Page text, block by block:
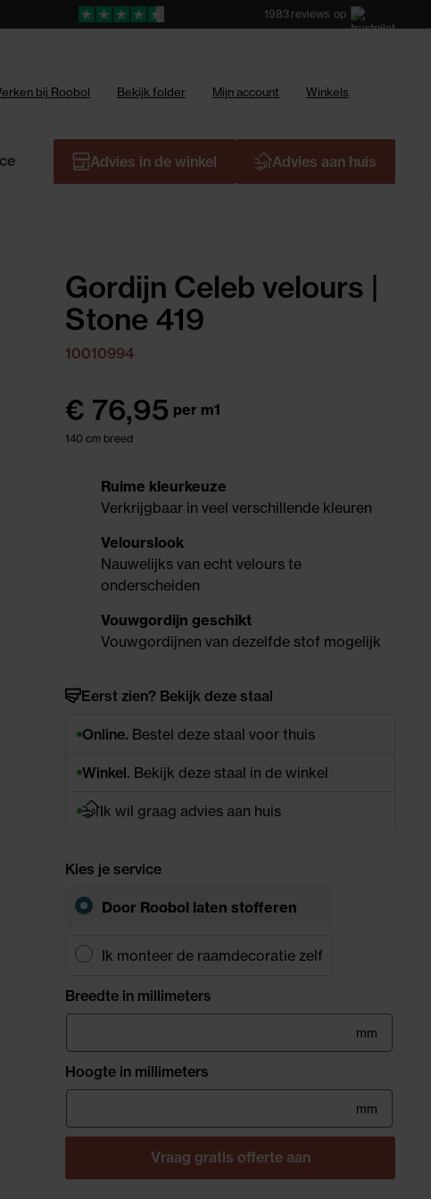
1983 reviews op
bij Roobol Bekijk folder Mijn account Winkels
Advies aan huis
Advies in de winkel
Gordijn Celeb velours |
Stone 419
10010994
€ 76,95 per m1
140 cm breed
Ruime kleurkeuze
Verkrijgbaar in veel verschillende kleuren
Velourslook
Nauwelijks van echt velours te
onderscheiden
Vouwgordijn geschikt
Vouwgordijnen van dezelfde stof mogelijk
Eerst zien? Bekijk deze staal
Online. Bestel deze staal voor thuis
Winkel. Bekijk deze staal in de winkel
Ik wil graag advies aan huis
Kies je service
Door Roobol laten stofferen
Ik monteer de raamdecoratie zelf
Breedte in millimeters
mm
Hoogte in millimeters
mm
Vraag gratis offerte aan